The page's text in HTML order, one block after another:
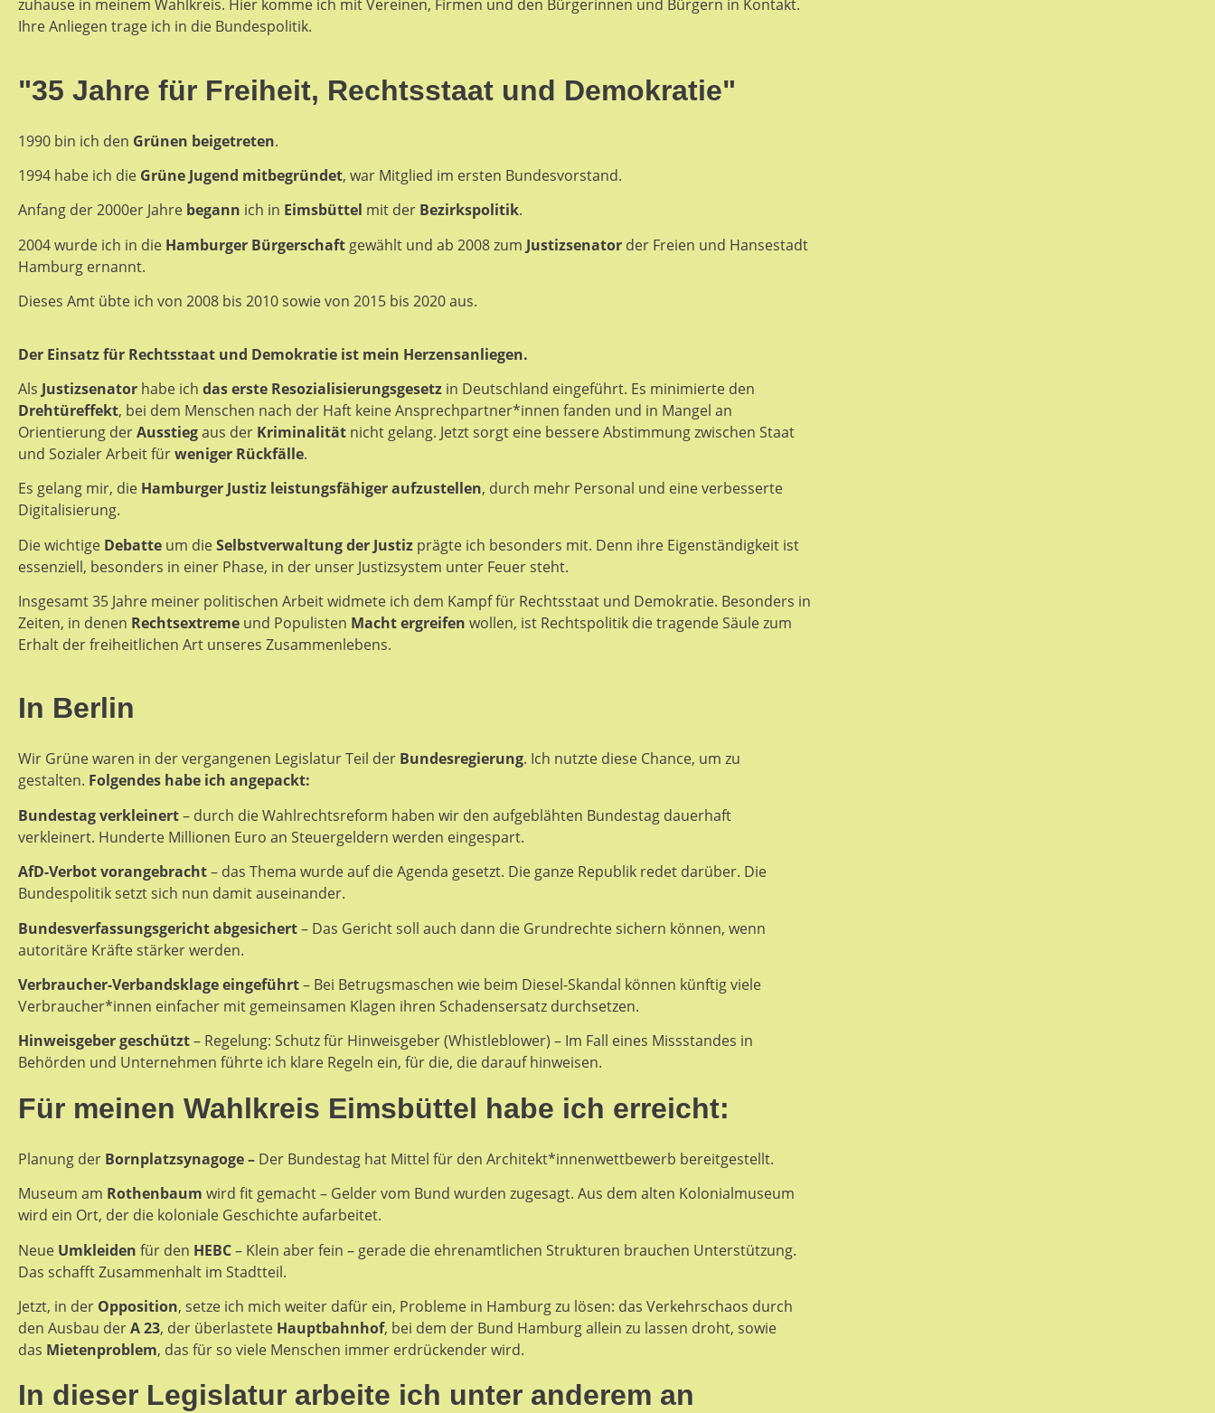
zuhause in meinem Wahlkreis. Hier komme ich mit Vereinen, Firmen und den Bürgerinnen und Bürgern in Kontakt.
Ihre Anliegen trage ich in die Bundespolitik.
"35 Jahre für Freiheit, Rechtsstaat und Demokratie"
1990 bin ich den Grünen beigetreten.
1994 habe ich die Grüne Jugend mitbegründet, war Mitglied im ersten Bundesvorstand.
Anfang der 2000er Jahre begann ich in Eimsbüttel mit der Bezirkspolitik.
2004 wurde ich in die Hamburger Bürgerschaft gewählt und ab 2008 zum Justizsenator der Freien und Hansestadt
Hamburg ernannt.
Dieses Amt übte ich von 2008 bis 2010 sowie von 2015 bis 2020 aus.
Der Einsatz für Rechtsstaat und Demokratie ist mein Herzensanliegen.
Als Justizsenator habe ich das erste Resozialisierungsgesetz in Deutschland eingeführt. Es minimierte den
Drehtüreffekt, bei dem Menschen nach der Haft keine Ansprechpartner*innen fanden und in Mangel an
Orientierung derAusstiegaus der Kriminalität nicht gelang. Jetzt sorgt eine bessere Abstimmung zwischen Staat
und Sozialer Arbeit fürweniger Rückfälle.
Es gelang mir, die Hamburger Justiz leistungsfähiger aufzustellen, durch mehr Personal und eine verbesserte
Digitalisierung.
Die wichtige Debatte um dieSelbstverwaltung der Justiz prägte ich besonders mit. Denn ihre Eigenständigkeit ist
essenziell, besonders in einer Phase, in der unser Justizsystem unter Feuer steht.
Insgesamt 35 Jahre meiner politischen Arbeit widmete ich dem Kampf für Rechtsstaat und Demokratie. Besonders in
Zeiten, in denen Rechtsextreme und Populisten Macht ergreifen wollen, ist Rechtspolitik die tragende Säule zum
Erhalt der freiheitlichen Art unseres Zusammenlebens.
In Berlin
Wir Grüne waren in der vergangenen Legislatur Teil der Bundesregierung. Ich nutzte diese Chance, um zu
gestalten. Folgendes habe ich angepackt:
Bundestag verkleinert– durch die Wahlrechtsreform haben wir den aufgeblähten Bundestag dauerhaft
verkleinert. Hunderte Millionen Euro an Steuergeldern werden eingespart.
AfD-Verbot vorangebracht– das Thema wurde auf die Agenda gesetzt. Die ganze Republik redet darüber. Die
Bundespolitik setzt sich nun damit auseinander.
Bundesverfassungsgericht abgesichert– Das Gericht soll auch dann die Grundrechte sichern können, wenn
autoritäre Kräfte stärker werden.
Verbraucher-Verbandsklage eingeführt– Bei Betrugsmaschen wie beim Diesel-Skandal können künftig viele
Verbraucher*innen einfacher mit gemeinsamen Klagen ihren Schadensersatz durchsetzen.
Hinweisgeber geschützt– Regelung: Schutz für Hinweisgeber (Whistleblower) – Im Fall eines Missstandes in
Behörden und Unternehmen führte ich klare Regeln ein, für die, die darauf hinweisen.
Für meinen Wahlkreis Eimsbüttel habe ich erreicht:
Planung der Bornplatzsynagoge – Der Bundestag hat Mittel für den Architekt*innenwettbewerb bereitgestellt.
Museum am Rothenbaum wird fit gemacht – Gelder vom Bund wurden zugesagt. Aus dem alten Kolonialmuseum
wird ein Ort, der die koloniale Geschichte aufarbeitet.
Neue Umkleiden für den HEBC– Klein aber fein – gerade die ehrenamtlichen Strukturen brauchen Unterstützung.
Das schafft Zusammenhalt im Stadtteil.
Jetzt, in der Opposition, setze ich mich weiter dafür ein, Probleme in Hamburg zu lösen: das Verkehrschaos durch
den Ausbau derA 23, der überlastete Hauptbahnhof, bei dem der Bund Hamburg allein zu lassen droht, sowie
das Mietenproblem, das für so viele Menschen immer erdrückender wird.
In dieser Legislatur arbeite ich unter anderem an